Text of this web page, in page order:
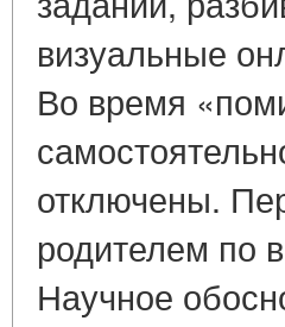
визуальные
Во время
отключены.
родителем по
Научное